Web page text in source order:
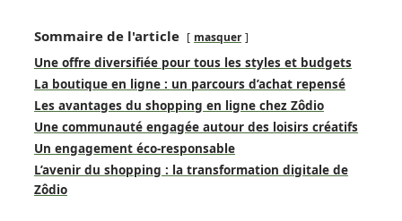
Sommaire de l'article masquer
Une offre diversifiée pour tous les styles et budgets
La boutique en ligne : un parcours d’achat repensé
Les avantages du shopping en ligne chez Zôdio
Une communauté engagée autour des loisirs créatifs
Un engagement éco-responsable
L’avenir du shopping : la transformation digitale de
Zôdio